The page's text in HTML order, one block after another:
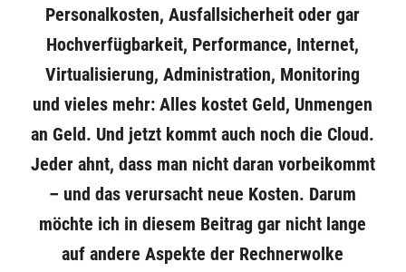
Personalkosten, Ausfallsicherheit oder gar
Hochverfügbarkeit, Performance, Internet,
Virtualisierung, Administration, Monitoring
und vieles mehr: Alles kostet Geld, Unmengen
an Geld. Und jetzt kommt auch noch die Cloud.
Jeder ahnt, dass man nicht daran vorbeikommt
– und das verursacht neue Kosten. Darum
möchte ich in diesem Beitrag gar nicht lange
auf andere Aspekte der Rechnerwolke